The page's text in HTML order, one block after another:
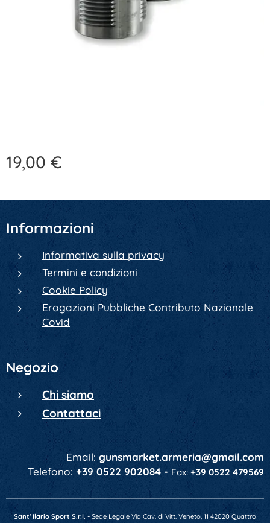
19,00 €
Informazioni
Informativa sulla privacy
Termini e condizioni
Cookie Policy
Erogazioni Pubbliche Contributo Nazionale
Covid
Negozio
Chi siamo
Contattaci
Email: gunsmarket.armeria@gmail.com
Telefono: +39 0522 902084 - Fax: +39 0522 479569
Sant' Ilario Sport S.r.l. - Sede Legale Via Cav. di Vitt. Veneto, 11 42020 Quattro